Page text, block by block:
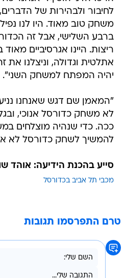
לחיבור ולבהירות של
משחק טוב מאוד. היו לנו
ברבע השלישי, אבל זה
ריצות. היינו אגרסיביים
אתלטית וגדולה, וניצלנו
יהיה המפתח למשחק השני".
"המאמן שם דגש שאנחנו
לא משחק כדורסל אנוכי,
ככה. כדי שנהיה מוצלחים
להמשיך לשחק כדורסל לא
סייע בהכנת הידיעה: אוהד
מכבי תל אביב בכדורסל
טרם התפרסמו תגובות